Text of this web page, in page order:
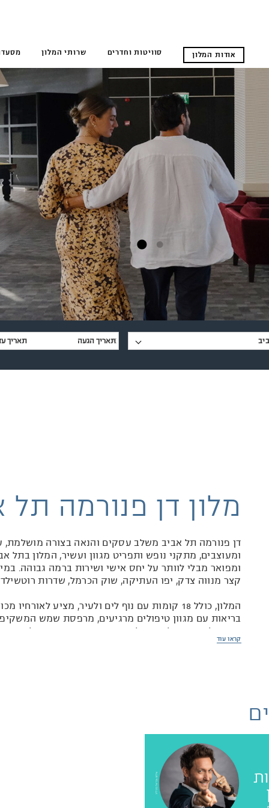
אודות המלון סוויטות וחדרים שרותי המלון
מלון דן פנורמה תל
דן פנורמה תל אביב משלב עסקים והנאה בצורה מושלמת,
ומעוצבים, מתקני נופש ותפריט מגוון ועשיר, המלון בתל
ומפואר מבלי לוותר על יחס אישי ושירות ברמה גבוהה.
קצר מנווה צדק, יפו העתיקה, שוק הכרמל, שדרות
המלון, כולל 18 קומות עם נוף לים ולעיר, מציע
בריאות עם מגוון טיפולים מרגיעים, מרפסת שמש
שניתן למצוא במלונות תל אביב. ארבע הקומות העליונות
קראו עוד